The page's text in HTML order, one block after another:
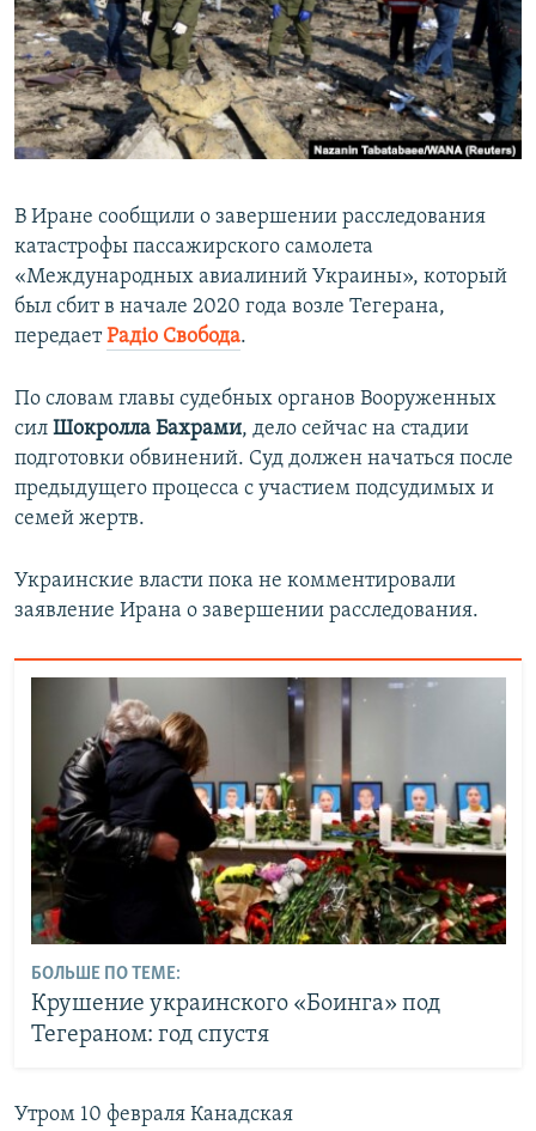
ПОБЕДИТЕЛЕЙ НЕ СУДЯТ?
КРЫМ.НЕПОКОРЕННЫЙ
ELIFBE
УКРАИНСКАЯ ПРОБЛЕМА КРЫМА
ПРИСОЕДИНЯЙТЕСЬ!
В Иране сообщили о завершении расследования
катастрофы пассажирского самолета
«Международных авиалиний Украины», который
был сбит в начале 2020 года возле Тегерана,
передаетРадіо Свобода.
По словам главы судебных органов Вооруженных
сил Шокролла Бахрами, дело сейчас на стадии
подготовки обвинений. Суд должен начаться после
предыдущего процесса с участием подсудимых и
семей жертв.
Украинские власти пока не комментировали
заявление Ирана о завершении расследования.
БОЛЬШЕ ПО ТЕМЕ:
Крушение украинского «Боинга» под
Тегераном: год спустя
Утром 10 февраля Канадская